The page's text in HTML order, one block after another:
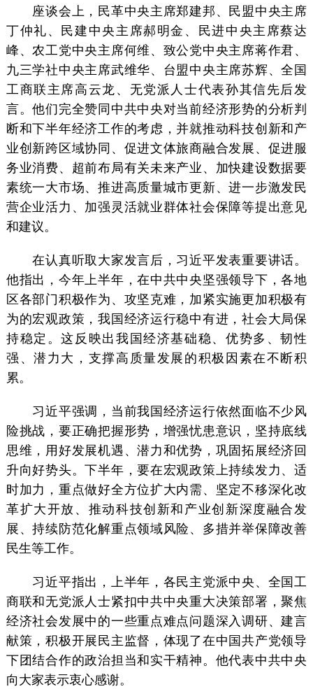
座谈会上，民革中央主席郑建邦、民盟中央主席
丁仲礼、民建中央主席郝明金、民进中央主席蔡达
峰、农工党中央主席何维、致公党中央主席蒋作君、
九三学社中央主席武维华、台盟中央主席苏辉、全国
工商联主席高云龙、无党派人士代表孙其信先后发
言。他们完全赞同中共中央对当前经济形势的分析判
断和下半年经济工作的考虑，并就推动科技创新和产
业创新跨区域协同、促进文体旅商融合发展、促进服
务业消费、超前布局有关未来产业、加快建设数据要
素统一大市场、推进高质量城市更新、进一步激发民
营企业活力、加强灵活就业群体社会保障等提出意见
和建议。
在认真听取大家发言后，习近平发表重要讲话。
他指出，今年上半年，在中共中央坚强领导下，各地
区各部门积极作为、攻坚克难，加紧实施更加积极有
为的宏观政策，我国经济运行稳中有进，社会大局保
持稳定。这反映出我国经济基础稳、优势多、韧性
强、潜力大，支撑高质量发展的积极因素在不断积
累。
习近平强调，当前我国经济运行依然面临不少风
险挑战，要正确把握形势，增强忧患意识，坚持底线
思维，用好发展机遇、潜力和优势，巩固拓展经济回
升向好势头。下半年，要在宏观政策上持续发力、适
时加力，重点做好全方位扩大内需、坚定不移深化改
革扩大开放、推动科技创新和产业创新深度融合发
展、持续防范化解重点领域风险、多措并举保障改善
民生等工作。
习近平指出，上半年，各民主党派中央、全国工
商联和无党派人士紧扣中共中央重大决策部署，聚焦
经济社会发展中的一些重点难点问题深入调研、建言
献策，积极开展民主监督，体现了在中国共产党领导
下团结合作的政治担当和实干精神。他代表中共中央
向大家表示衷心感谢。